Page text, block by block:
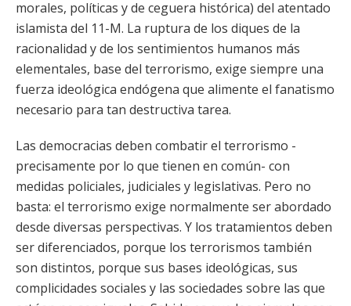
morales, políticas y de ceguera histórica) del atentado
islamista del 11-M. La ruptura de los diques de la
racionalidad y de los sentimientos humanos más
elementales, base del terrorismo, exige siempre una
fuerza ideológica endógena que alimente el fanatismo
necesario para tan destructiva tarea.
Las democracias deben combatir el terrorismo -
precisamente por lo que tienen en común- con
medidas policiales, judiciales y legislativas. Pero no
basta: el terrorismo exige normalmente ser abordado
desde diversas perspectivas. Y los tratamientos deben
ser diferenciados, porque los terrorismos también
son distintos, porque sus bases ideológicas, sus
complicidades sociales y las sociedades sobre las que